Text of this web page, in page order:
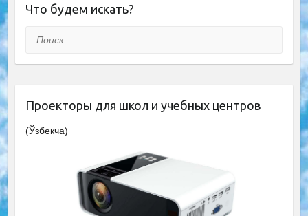
Что будем искать?
Поиск
Проекторы для школ и учебных центров
(Ўзбекча)